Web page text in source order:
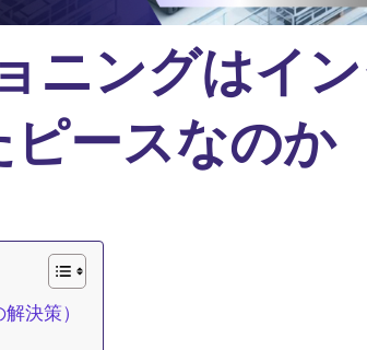
ニングはイ
ースなのか
決策）